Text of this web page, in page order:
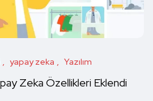
yapay zeka Yazılım
Zeka Özellikleri Eklendi